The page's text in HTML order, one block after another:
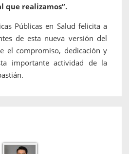
que realizamos”.
Públicas en Salud felicita a
de esta nueva versión del
el compromiso, dedicación y
importante actividad de la